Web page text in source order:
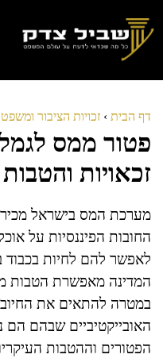
לתוכן
דף הבית › זכויות הציבור
פטור ממס
זכאויות
מערכת המס בישראל
החובות הפיננסיות על
לאפשר להם לחיות בכבוד
המדינה מאפשרת הטבות
במטרה להתאים את
האובייקטיביים שבהם
הפטורים וההטבות